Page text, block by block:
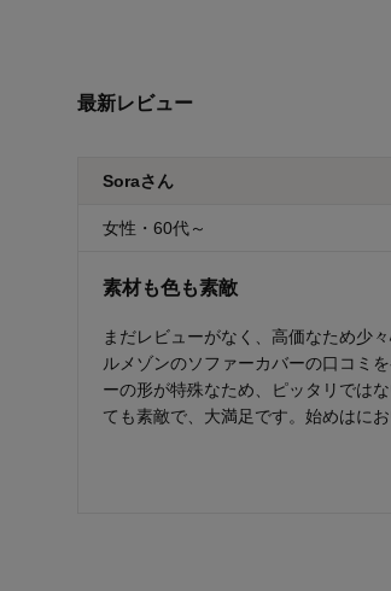
最新レビュー
Soraさん
女性・60代～
素材も色も素敵
まだレビューがなく、高価なため少
ルメゾンのソファーカバーの口コミ
ーの形が特殊なため、ピッタリでは
ても素敵で、大満足です。始めはに